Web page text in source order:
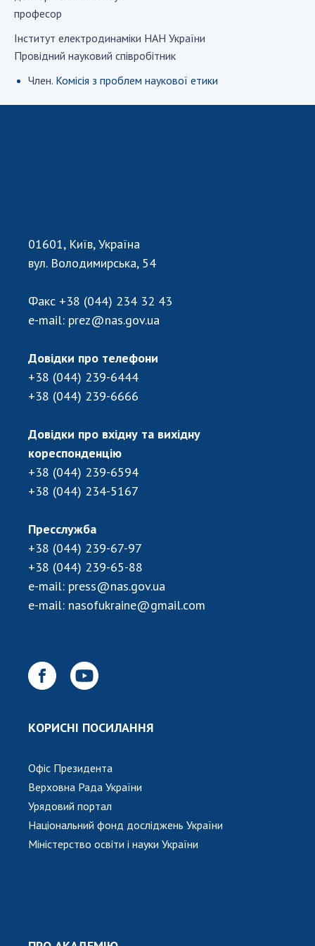
СТРУКТУРА
Президія НАН України
Громадські організації
ДІЯЛЬНІСТЬ
Засідання Президії НАН України
Сесії Загальних зборів НАН України
Річні фінансові звіти НАН України
Наукові публікації та видавнича діяльність
Охорона прав інтелектуальної власності та
трансфер технологій в наукових установах
надбання
Центри колективного користування
науковими приладами НАН України
Оцінювання ефективності діяльності
наукових установ
Конкурси наукових досліджень НАН України
Робота з молоддю
МІЖНАРОДНЕ СПІВРОБІТНИЦТВО
Членство в міжнародних організаціях
Міжнародні угоди
Міжнародні програми та конкурси
ДОКУМЕНТИ
професор
Iнститут електродинамiки НАН України
Провідний науковий співробітник
Член. Комісія з проблем наукової етики
01601, Київ, Україна
вул. Володимирська, 54
Факс +38 (044) 234 32 43
e-mail: prez@nas.gov.ua
Довідки про телефони
+38 (044) 239-6444
+38 (044) 239-6666
Довідки про вхідну та вихідну
кореспонденцію
+38 (044) 239-6594
+38 (044) 234-5167
Пресслужба
+38 (044) 239-67-97
+38 (044) 239-65-88
e-mail: press@nas.gov.ua
e-mail: nasofukraine@gmail.com
КОРИСНІ ПОСИЛАННЯ
Офіс Президента
Верховна Рада України
Урядовий портал
Національний фонд досліджень України
Міністерство освіти і науки України